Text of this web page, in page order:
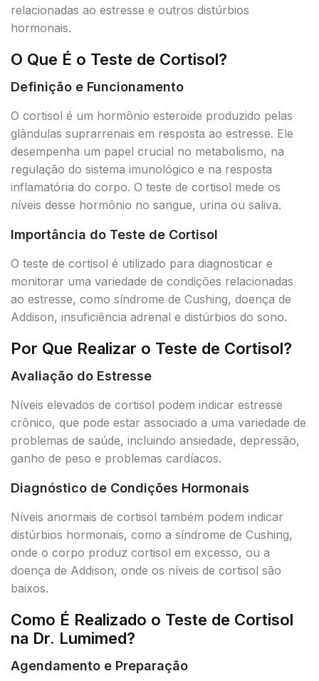
relacionadas ao estresse e outros distúrbios
hormonais.
O Que É o Teste de Cortisol?
Definição e Funcionamento
O cortisol é um hormônio esteroide produzido pelas
glândulas suprarrenais em resposta ao estresse. Ele
desempenha um papel crucial no metabolismo, na
regulação do sistema imunológico e na resposta
inflamatória do corpo. O teste de cortisol mede os
níveis desse hormônio no sangue, urina ou saliva.
Importância do Teste de Cortisol
O teste de cortisol é utilizado para diagnosticar e
monitorar uma variedade de condições relacionadas
ao estresse, como síndrome de Cushing, doença de
Addison, insuficiência adrenal e distúrbios do sono.
Por Que Realizar o Teste de Cortisol?
Avaliação do Estresse
Níveis elevados de cortisol podem indicar estresse
crônico, que pode estar associado a uma variedade de
problemas de saúde, incluindo ansiedade, depressão,
ganho de peso e problemas cardíacos.
Diagnóstico de Condições Hormonais
Níveis anormais de cortisol também podem indicar
distúrbios hormonais, como a síndrome de Cushing,
onde o corpo produz cortisol em excesso, ou a
doença de Addison, onde os níveis de cortisol são
baixos.
Como É Realizado o Teste de Cortisol
na Dr. Lumimed?
Agendamento e Preparação